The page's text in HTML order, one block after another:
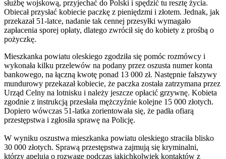
służbę wojskową, przyjechać do Polski i spędzić tu resztę życia.
Obiecał przysłać kobiecie paczkę z pieniędzmi i złotem. Jednak, jak
przekazał 51-latce, nadanie tak cennej przesyłki wymagało
zapłacenia sporej opłaty, dlatego zwrócił się do kobiety z prośbą o
pożyczkę.
Mieszkanka powiatu oleskiego zgodziła się pomóc rozmówcy i
wykonała kilku przelewów na podany przez oszusta numer konta
bankowego, na łączną kwotę ponad 13 000 zł. Następnie fałszywy
mundurowy przekazał kobiecie, że paczka została zatrzymana przez
Urząd Celny na lotnisku i należy jeszcze opłacić grzywnę. Kobieta
zgodnie z instrukcją przesłała mężczyźnie kolejne 15 000 złotych.
Dopiero wówczas 51-latka zorientowała się, że padła ofiarą
przestępstwa i zgłosiła sprawę na Policję.
W wyniku oszustwa mieszkanka powiatu oleskiego straciła blisko
30 000 złotych. Sprawą przestępstwa zajmują się kryminalni,
którzy apelują o rozwagę podczas jakichkolwiek kontaktów z